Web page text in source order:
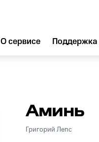
О сервисе Поддержка
Аминь
Григорий Лепс